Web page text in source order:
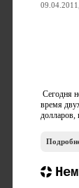
Сегодня
время
долларов,